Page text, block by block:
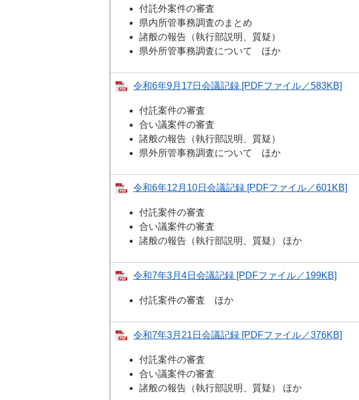
付託外案件の審査
県内所管事務調査のまとめ
諸般の報告（執行部説明、質疑）
県外所管事務調査について ほか
令和6年9月17日会議記録 [PDFファイル／583KB]
付託案件の審査
合い議案件の審査
諸般の報告（執行部説明、質疑）
県外所管事務調査について ほか
令和6年12月10日会議記録 [PDFファイル／601KB]
付託案件の審査
合い議案件の審査
諸般の報告（執行部説明、質疑） ほか
令和7年3月4日会議記録 [PDFファイル／199KB]
付託案件の審査 ほか
令和7年3月21日会議記録 [PDFファイル／376KB]
付託案件の審査
合い議案件の審査
諸般の報告（執行部説明、質疑） ほか